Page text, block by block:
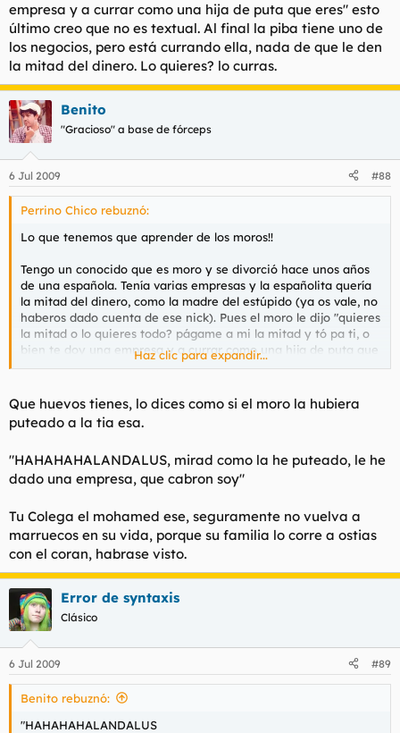
empresa y a currar como una hija de puta que eres" esto
último creo que no es textual. Al final la piba tiene uno de
los negocios, pero está currando ella, nada de que le den
la mitad del dinero. Lo quieres? lo curras.
Benito
"Gracioso" a base de fórceps
6 Jul 2009 #88
Perrino Chico rebuznó:
Lo que tenemos que aprender de los moros!!
Tengo un conocido que es moro y se divorció hace unos años
de una española. Tenía varias empresas y la españolita quería
la mitad del dinero, como la madre del estúpido (ya os vale, no
haberos dado cuenta de ese nick). Pues el moro le dijo "quieres
la mitad o lo quieres todo? págame a mi la mitad y tó pa ti, o
bien te doy una empresa y a currar como una hija de puta que
eres" esto último creo que no es textual. Al final la piba tiene
den la mitad del dinero. Lo quieres? lo curras.
Haz clic para expandir...
Que huevos tienes, lo dices como si el moro la hubiera
puteado a la tia esa.
"HAHAHAHALANDALUS, mirad como la he puteado, le he
dado una empresa, que cabron soy"
Tu Colega el mohamed ese, seguramente no vuelva a
marruecos en su vida, porque su familia lo corre a ostias
con el coran, habrase visto.
Error de syntaxis
Clásico
6 Jul 2009 #89
Benito rebuznó:
"HAHAHAHALANDALUS